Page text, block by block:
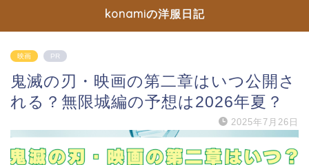
konamiの洋服日記
映画 PR
鬼滅の刃・映画の第二章はいつ公開さ
れる？無限城編の予想は2026年夏？
2025年7月26日